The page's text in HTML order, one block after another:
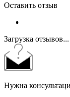
Оставить отзыв
Загрузка отзывов...
Нужна